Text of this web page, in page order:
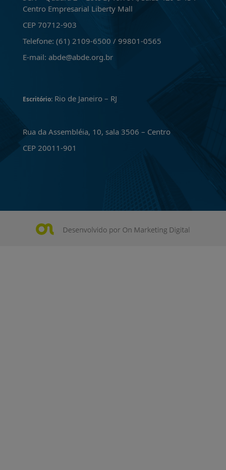
Centro Empresarial Liberty Mall
CEP 70712-903
Telefone: (61) 2109-6500 / 99801-0565
E-mail: abde@abde.org.br
Escritório:Rio de Janeiro – RJ
Rua da Assembléia, 10, sala 3506 – Centro
CEP 20011-901